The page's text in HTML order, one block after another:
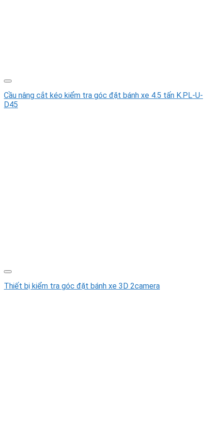
Cầu nâng cắt kéo kiểm tra góc đặt bánh xe 4.5 tấn K.PL-U-
D45
Thiết bị kiểm tra góc đặt bánh xe 3D 2camera